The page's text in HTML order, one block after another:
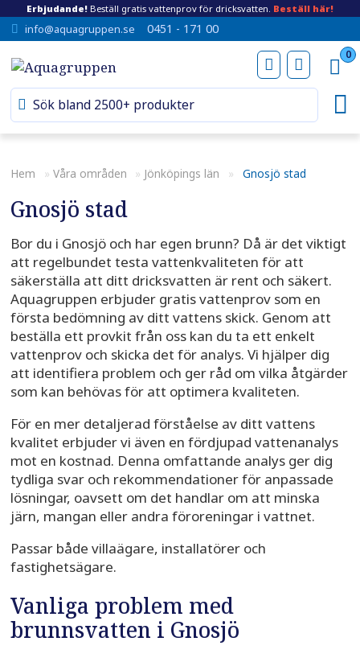
Erbjudande! Beställ gratis vattenprov för dricksvatten. Beställ här!
info@aquagruppen.se 0451 - 171 00
0
Hem » Våra områden » Jönköpings län » Gnosjö stad
Gnosjö stad
Bor du i Gnosjö och har egen brunn? Då är det viktigt
att regelbundet testa vattenkvaliteten för att
säkerställa att ditt dricksvatten är rent och säkert.
Aquagruppen erbjuder gratis vattenprov som en
första bedömning av ditt vattens skick. Genom att
beställa ett provkit från oss kan du ta ett enkelt
vattenprov och skicka det för analys. Vi hjälper dig
att identifiera problem och ger råd om vilka åtgärder
som kan behövas för att optimera kvaliteten.
För en mer detaljerad förståelse av ditt vattens
kvalitet erbjuder vi även en fördjupad vattenanalys
mot en kostnad. Denna omfattande analys ger dig
tydliga svar och rekommendationer för anpassade
lösningar, oavsett om det handlar om att minska
järn, mangan eller andra föroreningar i vattnet.
Passar både villaägare, installatörer och
fastighetsägare.
Vanliga problem med
brunnsvatten i Gnosjö